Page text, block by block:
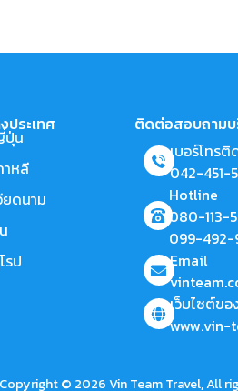
ประเทศ
ปุ่น
าหลี
ยดนาม
รป
ติดต่อสอบถามบ
เบอร์โทร
042-451-
Hotline
080-113-
099-492-
Email
เว็บไซต์ข
www.vin-
Copyright © 2026 Vin Team Travel, All